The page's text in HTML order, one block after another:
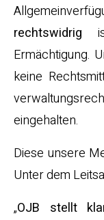
rechtswidrig
Ermächtigung.
keine
eingehalten.
Diese unsere
Unter dem
„OJB stellt